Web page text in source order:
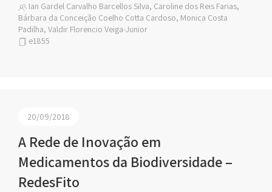
Ian Gardel Carvalho Barcellos Silva, Caroline dos Reis Farias,
Bárbara da Conceição Coelho Cotta Cardoso, Monica Costa
Padilha, Valdir Florencio Veiga-Junior
e1855
20/09/2018
A Rede de Inovação em
Medicamentos da Biodiversidade –
RedesFito